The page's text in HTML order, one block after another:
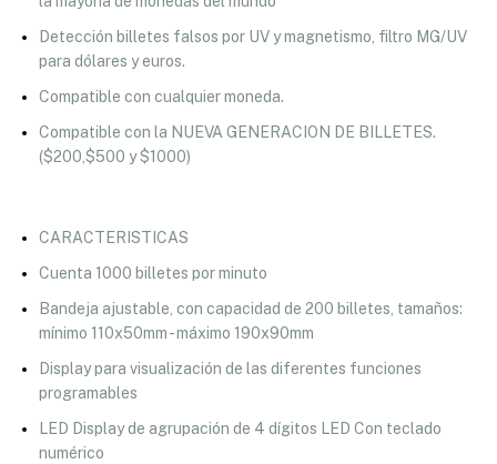
Detección billetes falsos por UV y magnetismo, filtro MG/UV
para dólares y euros.
Compatible con cualquier moneda.
Compatible con la NUEVA GENERACION DE BILLETES.
($200,$500 y $1000)
CARACTERISTICAS
Cuenta 1000 billetes por minuto
Bandeja ajustable, con capacidad de 200 billetes, tamaños:
mínimo 110x50mm - máximo 190x90mm
Display para visualización de las diferentes funciones
programables
LED Display de agrupación de 4 dígitos LED Con teclado
numérico